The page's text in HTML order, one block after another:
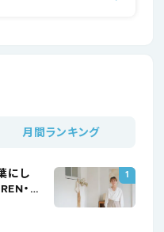
月間ランキング
にし
・松